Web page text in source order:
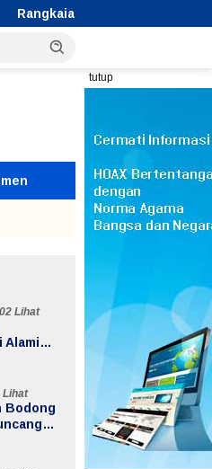
Peringatan HUT
tutup
Lihat
Alami
Lihat
Bodong